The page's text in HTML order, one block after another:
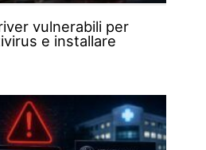
vulnerabili per
e installare